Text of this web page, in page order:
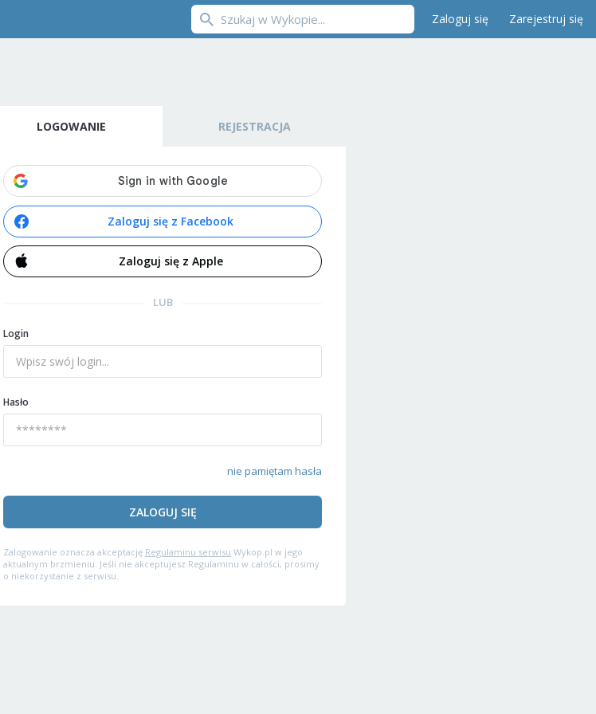
Zaloguj się Zarejestruj się
LOGOWANIE REJESTRACJA
Zaloguj się z Facebook
Zaloguj się z Apple
LUB
Login
Hasło
nie pamiętam hasła
ZALOGUJ SIĘ
Zalogowanie oznacza akceptację Regulaminu serwisu Wykop.pl w jego
aktualnym brzmieniu. Jeśli nie akceptujesz Regulaminu w całości, prosimy
o niekorzystanie z serwisu.